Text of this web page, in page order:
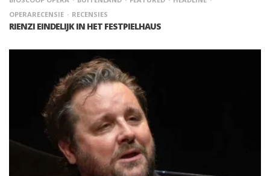
OPERARECENSIE
RECENSIES
RIENZI EINDELIJK IN HET FESTPIELHAUS